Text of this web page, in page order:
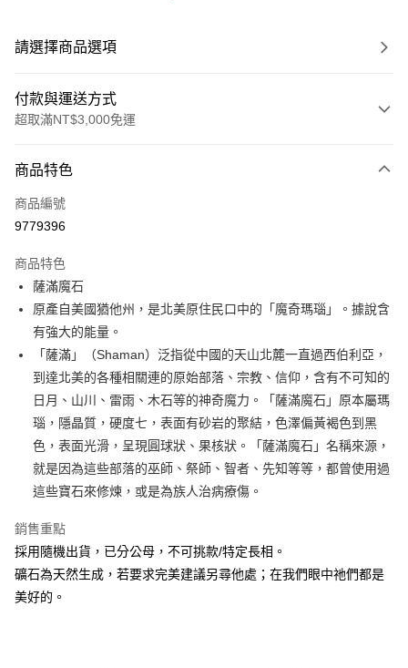
請選擇商品選項
付款與運送方式
超取滿NT$3,000免運
信用卡一次付款
超商取貨付款
Apple Pay
街口支付
悠遊付
ATM付款
運送方式
每筆NT$80，滿NT$3,000(含以上)免運費
賣家宅配幫您送（台灣）
每筆NT$80，滿NT$3,000(含以上)免運費
商品特色
商品編號
9779396
商品特色
薩滿魔石
原產自美國猶他州，是北美原住民口中的「魔奇瑪瑙」。據說含
有強大的能量。
「薩滿」（Shaman）泛指從中國的天山北麓一直過西伯利亞，
到達北美的各種相關連的原始部落、宗教、信仰，含有不可知的
日月、山川、雷雨、木石等的神奇魔力。「薩滿魔石」原本屬瑪
瑙，隱晶質，硬度七，表面有砂岩的聚結，色澤偏黃褐色到黑
色，表面光滑，呈現圓球狀、果核狀。「薩滿魔石」名稱來源，
就是因為這些部落的巫師、祭師、智者、先知等等，都曾使用過
這些寶石來修煉，或是為族人治病療傷。
銷售重點
採用隨機出貨，已分公母，不可挑款/特定長相。
礦石為天然生成，若要求完美建議另尋他處；在我們眼中祂們都是
美好的。